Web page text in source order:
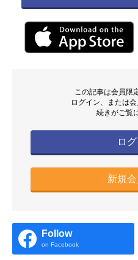
この記事は会員限
ログイン、または会
続きがご覧
ロ
新規
Follow
on Facebook